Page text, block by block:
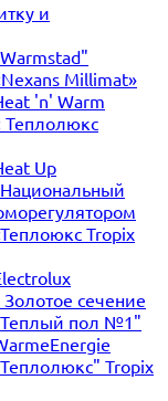
и
Millimat»
'n' Warm
Теплолюкс
Up
Tropix
сечение
пол №1"
Tropix